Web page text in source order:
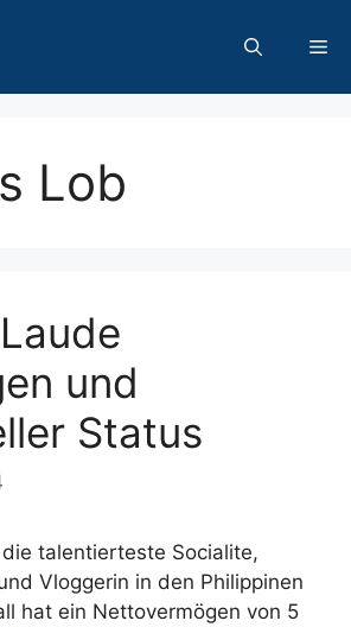
Lob
und
Status
talentierteste Socialite,
Vloggerin in den Philippinen
hat ein Nettovermögen von 5